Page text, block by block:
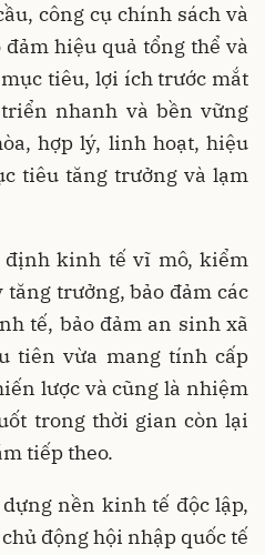
công cụ chính sách và
hiệu quả tổng thể và
tiêu, lợi ích trước mắt
nhanh và bền vững
hợp lý, linh hoạt, hiệu
tiêu tăng trưởng và lạm
kinh tế vĩ mô, kiểm
trưởng, bảo đảm các
tế, bảo đảm an sinh xã
tiên vừa mang tính cấp
lược và cũng là nhiệm
trong thời gian còn lại
tiếp theo.
nền kinh tế độc lập,
động hội nhập quốc tế